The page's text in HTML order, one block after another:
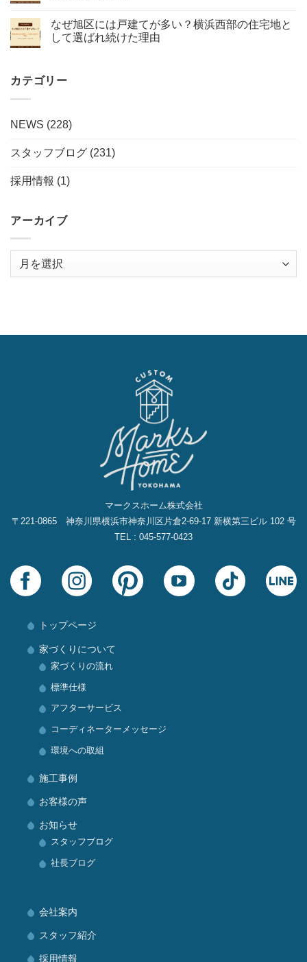
なぜ旭区には戸建てが多い？横浜西部の住宅地と
して選ばれ続けた理由
カテゴリー
NEWS (228)
スタッフブログ (231)
採用情報 (1)
アーカイブ
ー
マークスホーム株式会社
〒221-0865 神奈川県横浜市神奈川区片倉2‐69‐17 新横第三ビル 102 号
TEL : 045-577-0423
トップページ
家づくりについて
家づくりの流れ
標準仕様
アフターサービス
コーディネーターメッセージ
環境への取組
施工事例
お客様の声
お知らせ
スタッフブログ
社長ブログ
会社案内
スタッフ紹介
採用情報